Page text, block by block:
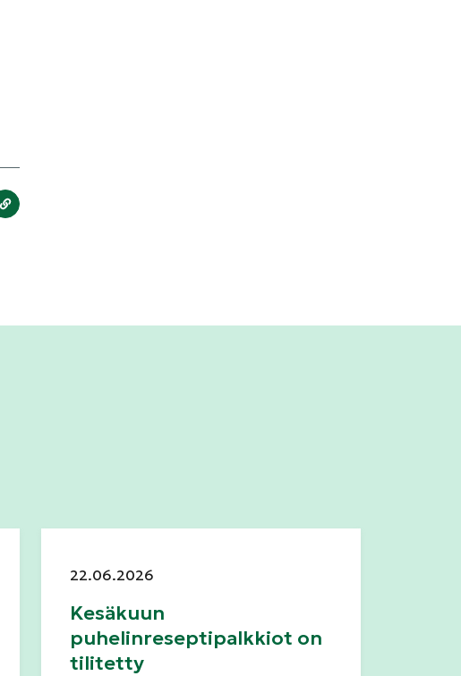
Julkaistu:
22.06.2026
Kesäkuun
puhelinreseptipalkkiot on
tilitetty